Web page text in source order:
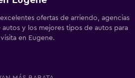
ofertas de arriendo, agencias
y los mejores tipos de autos para
en Eugene.